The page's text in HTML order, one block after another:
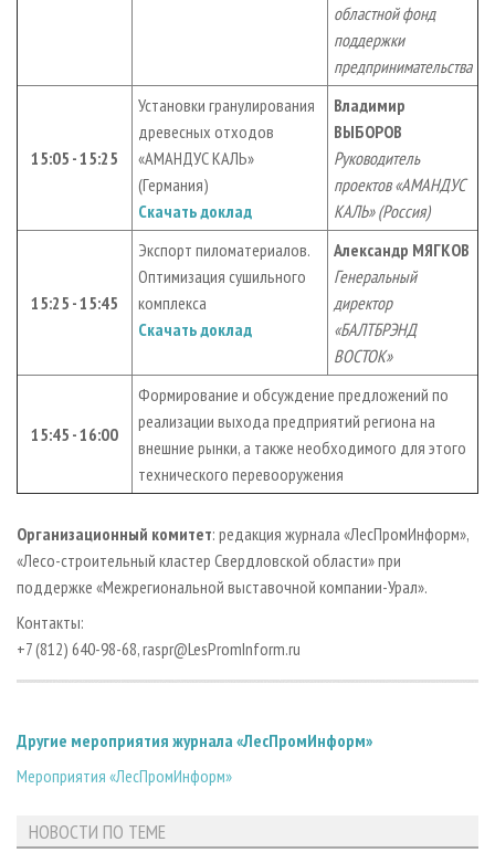
областной фонд
поддержки
предпринимательства
15:05 - 15:25
Установки гранулирования
древесных отходов
«АМАНДУС КАЛЬ»
(Германия)
Скачать доклад
Владимир
ВЫБОРОВ
Руководитель
проектов «АМАНДУС
КАЛЬ» (Россия)
15:25 - 15:45
Экспорт пиломатериалов.
Оптимизация сушильного
комплекса
Скачать доклад
Александр МЯГКОВ
Генеральный
директор
«БАЛТБРЭНД
ВОСТОК»
15:45 - 16:00
Формирование и обсуждение предложений по
реализации выхода предприятий региона на
внешние рынки, а также необходимого для этого
технического перевооружения
Организационный комитет: редакция журнала «ЛесПромИнформ»,
«Лесо-строительный кластер Свердловской области» при
поддержке «Межрегиональной выставочной компании-Урал».
Контакты:
+7 (812) 640-98-68, raspr@LesPromInform.ru
Другие мероприятия журнала «ЛесПромИнформ»
Мероприятия «ЛесПромИнформ»
НОВОСТИ ПО ТЕМЕ